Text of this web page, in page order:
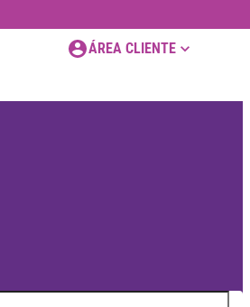
ÁREA CLIENTE